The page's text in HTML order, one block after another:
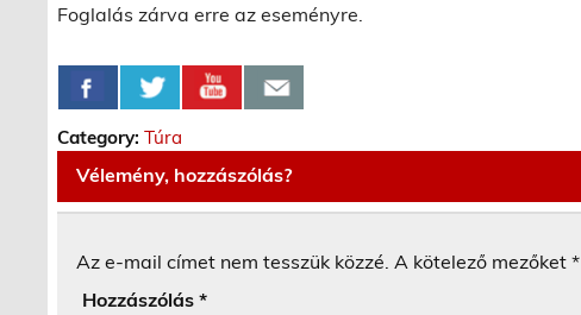
Foglalás zárva erre az eseményre.
Category:Túra
Vélemény, hozzászólás?
Az e-mail címet nem tesszük közzé. A kötelező mezőket*
Hozzászólás*